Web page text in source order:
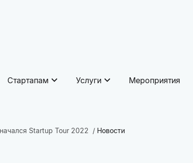
Стартапам Услуги Мероприятия
Startup Tour 2022 Новости